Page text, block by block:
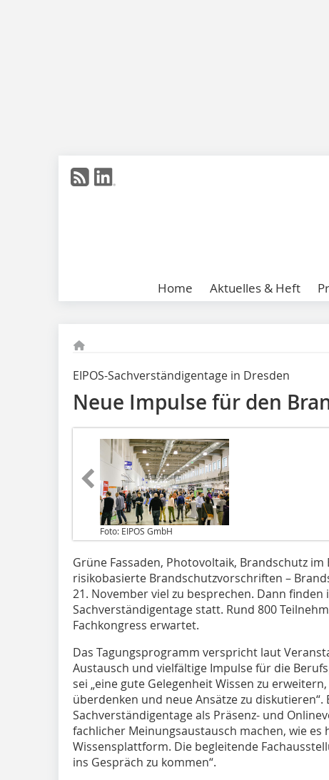
Home Aktuelles & Heft
EIPOS-Sachverständigentage in Dresden
Neue Impulse für den
Foto: EIPOS GmbH
Grüne Fassaden, Photovoltaik, Brandschutz im
risikobasierte Brandschutzvorschriften –
21. November viel zu besprechen. Dann finden
Sachverständigentage statt. Rund 800
Fachkongress erwartet.
Das Tagungsprogramm verspricht laut
Austausch und vielfältige Impulse für die
sei „eine gute Gelegenheit Wissen zu
überdenken und neue Ansätze zu
Sachverständigentage als Präsenz- und
fachlicher Meinungsaustausch machen, wie es
Wissensplattform. Die begleitende
ins Gespräch zu kommen“.